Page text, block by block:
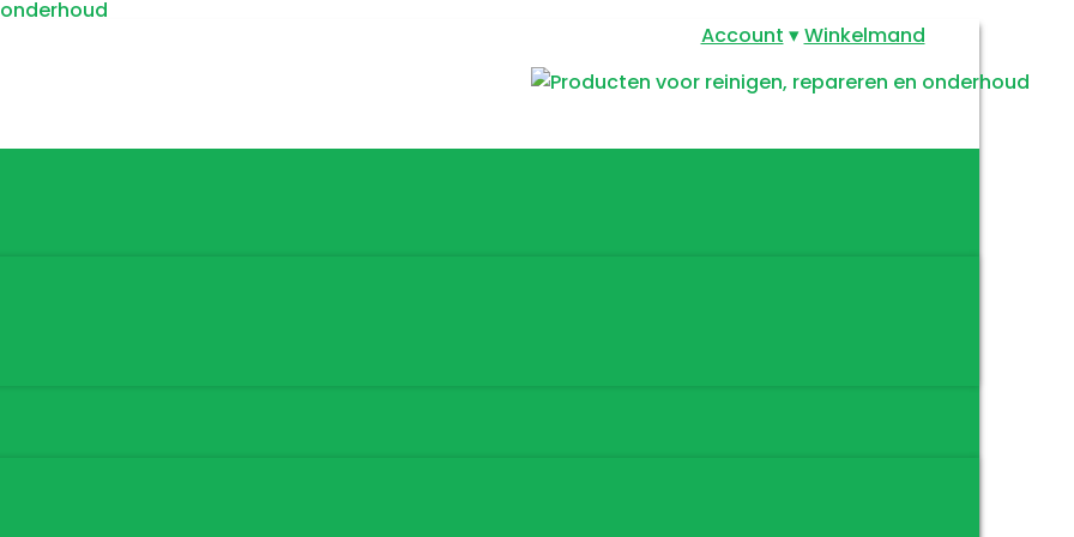
Account Winkelmand